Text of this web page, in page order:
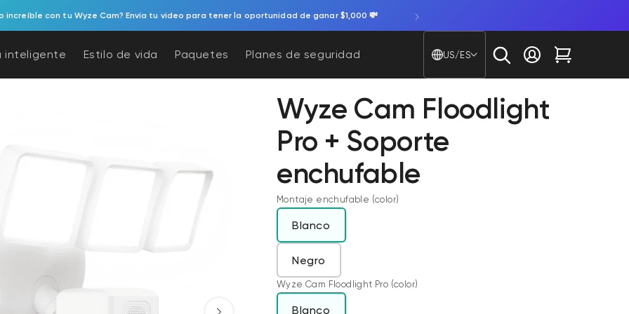
escaparate. Cuidado con los reflejos. Monitoreo exterior con fácil instalación.
inteligente Estilo de vida Paquetes Planes de seguridad
País/región - Idioma
US/ES
Iniciar sesión
Carrito
Wyze Cam Floodlight
Pro + Soporte
enchufable
Montaje enchufable (color)
Blanco
Negro
Wyze Cam Floodlight Pro (color)
Blanco